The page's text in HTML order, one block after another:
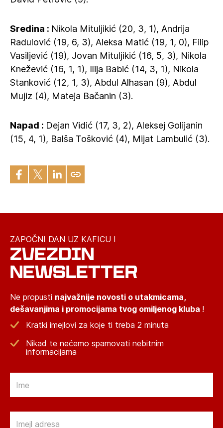
Sredina : Nikola Mituljikić (20, 3, 1), Andrija
Radulović (19, 6, 3), Aleksa Matić (19, 1, 0), Filip
Vasiljević (19), Jovan Mituljikić (16, 5, 3), Nikola
Knežević (16, 1, 1), Ilija Babić (14, 3, 1), Nikola
Stanković (12, 1, 3), Abdul Alhasan (9), Abdul
Mujiz (4), Mateja Bačanin (3).
Napad : Dejan Vidić (17, 3, 2), Aleksej Golijanin
(15, 4, 1), Balša Tošković (4), Mijat Lambulić (3).
ZAPOČNI DAN UZ KAFICU I
ZVEZDIN
NEWSLETTER
Ne propusti najvažnije novosti o utakmicama,
dešavanjima i promocijama tvog omiljenog kluba !
Kratki imejlovi za koje ti treba 2 minuta
Nikad te nećemo spamovati nebitnim
informacijama